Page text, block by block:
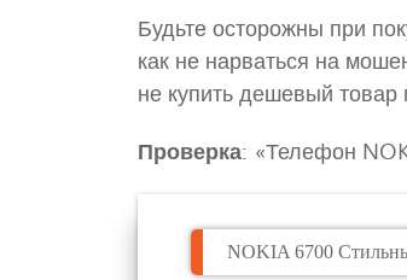
Будьте осторожны при
как не нарваться на
не купить дешевый
Проверка: «Телефон
NOKIA 6700